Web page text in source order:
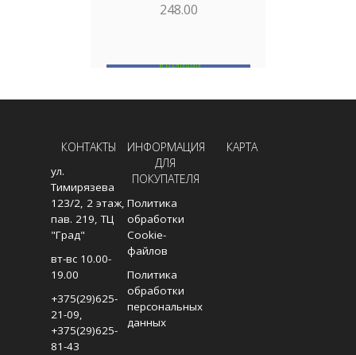
248.00
В НАЛИЧИИ
КОНТАКТЫ
ул.
Тимирязева
123/2, 2 этаж,
пав. 219, ТЦ
"Град"
вт-вс 10.00-
19.00
+375(29)625-
21-09,
+375(29)625-
81-43
ИНФОРМАЦИЯ
ДЛЯ
ПОКУПАТЕЛЯ
Политика
обработки
Cookie-
файлов
Политика
обработки
персональных
данных
КАРТА